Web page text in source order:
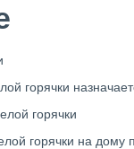
горячки
горячки
горячки на дому